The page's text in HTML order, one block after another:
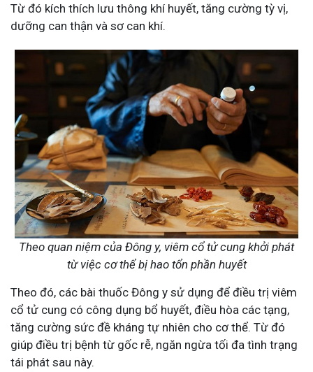
Từ đó kích thích lưu thông khí huyết, tăng cường tỳ vị,
dưỡng can thận và sơ can khí.
Theo quan niệm của Đông y, viêm cổ tử cung khởi phát
từ việc cơ thể bị hao tổn phần huyết
Theo đó, các bài thuốc Đông y sử dụng để điều trị viêm
cổ tử cung có công dụng bổ huyết, điều hòa các tạng,
tăng cường sức đề kháng tự nhiên cho cơ thể. Từ đó
giúp điều trị bệnh từ gốc rễ, ngăn ngừa tối đa tình trạng
tái phát sau này.